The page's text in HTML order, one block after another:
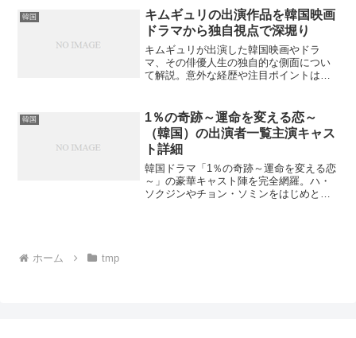
韓国
キムギュリの出演作品を韓国映画
ドラマから独自視点で深堀り
キムギュリが出演した韓国映画やドラ
マ、その俳優人生の独自的な側面につい
て解説。意外な経歴や注目ポイントは何
韓国
1％の奇跡～運命を変える恋～
（韓国）の出演者一覧主演キャス
ト詳細
韓国ドラマ「1％の奇跡～運命を変える恋
～」の豪華キャスト陣を完全網羅。ハ・
ソクジンやチョン・ソミンをはじめとす
ホーム
tmp